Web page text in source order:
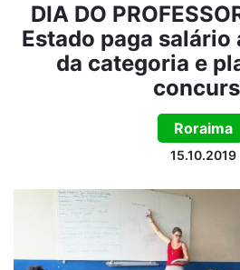
DIA DO
Estado paga salário
da categoria e
Roraima
15.10.2019